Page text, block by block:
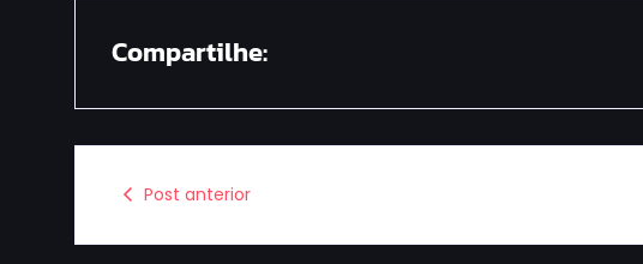
Compartilhe:
Post anterior